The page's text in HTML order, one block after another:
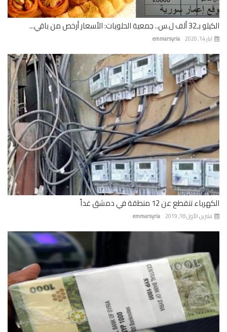
الحلويات: الأسعار أرخص من باقي...
emmarsyria
تنقطع عن 12 منطقة في دمشق غداً
emmarsyria الأول 18, 2019